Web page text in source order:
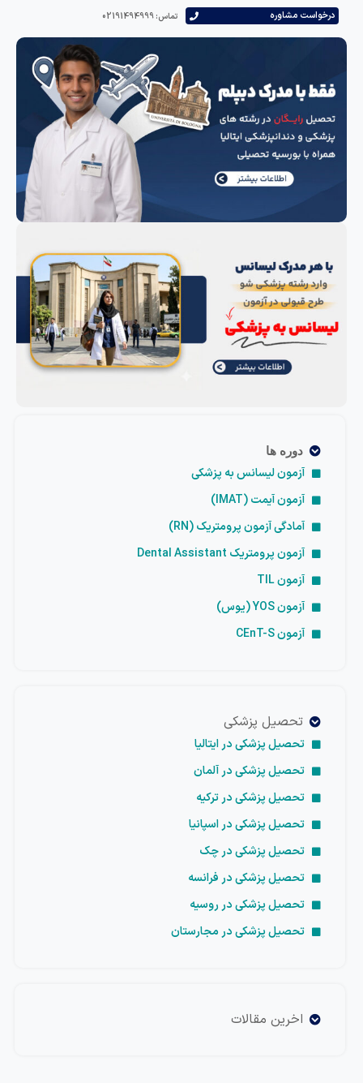
مشاوره تماس: 02191494999
دوره ها
آزمون لیسانس به پزشکی
آزمون آیمت (IMAT)
آمادگی آزمون پرومتریک (RN)
آزمون پرومتریک Dental Assistant
آزمون TIL
آزمون YOS (یوس)
آزمون CEnT-S
تحصیل پزشکی
تحصیل پزشکی در ایتالیا
تحصیل پزشکی در آلمان
تحصیل پزشکی در ترکیه
تحصیل پزشکی در اسپانیا
تحصیل پزشکی در چک
تحصیل پزشکی در فرانسه
تحصیل پزشکی در روسیه
تحصیل پزشکی در مجارستان
اخرین مقالات